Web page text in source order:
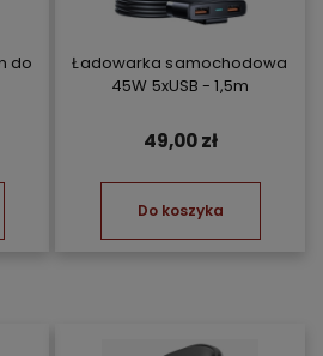
do
Ładowarka samochodowa
45W 5xUSB - 1,5m
49,00 zł
Do koszyka